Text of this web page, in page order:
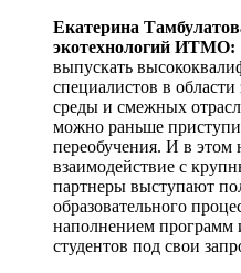
Екатерина
экотехнологий ИТМО:
выпускать
специалистов в
среды и смежных
можно раньше
переобучения. И в этом
взаимодействие с
партнеры выступают
образовательного
наполнением программ
студентов под свои